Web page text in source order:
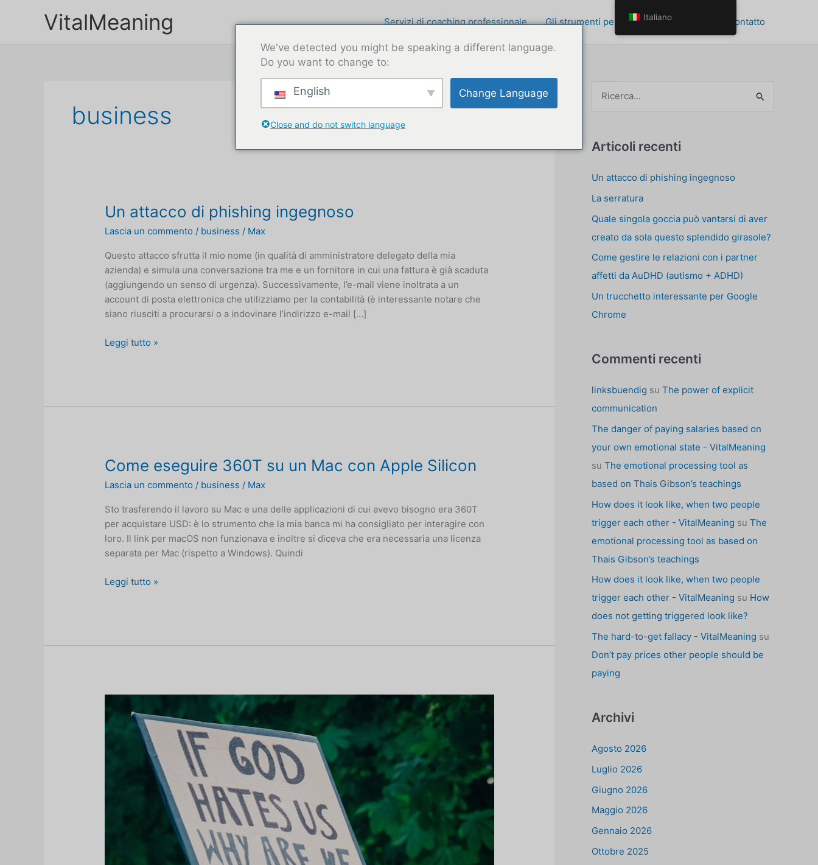
VitalMeaning Servizi di coaching professionale Gli strumenti per la crescita personale Contatto
business
Un attacco di phishing ingegnoso
Lascia un commento / business / Max
Questo attacco sfrutta il mio nome (in qualità di amministratore delegato della mia
azienda) e simula una conversazione tra me e un fornitore in cui una fattura è già scaduta
(aggiungendo un senso di urgenza). Successivamente, l’e-mail viene inoltrata a un
account di posta elettronica che utilizziamo per la contabilità (è interessante notare che
siano riusciti a procurarsi o a indovinare l’indirizzo e-mail […]
Un
Leggi tutto »
Come eseguire 360T su un Mac con Apple Silicon
Lascia un commento / business / Max
Sto trasferendo il lavoro su Mac e una delle applicazioni di cui avevo bisogno era 360T
per acquistare USD: è lo strumento che la mia banca mi ha consigliato per interagire con
loro. Il link per macOS non funzionava e inoltre si diceva che era necessaria una licenza
separata per Mac (rispetto a Windows). Quindi
Come
Silicon
Leggi tutto »
c
p
e
r
:
Articoli recenti
Un attacco di phishing ingegnoso
La serratura
Quale singola goccia può vantarsi di aver
creato da sola questo splendido girasole?
Come gestire le relazioni con i partner
affetti da AuDHD (autismo + ADHD)
Un trucchetto interessante per Google
Chrome
Commenti recenti
linksbuendig su The power of explicit
communication
The danger of paying salaries based on
your own emotional state - VitalMeaning
su The emotional processing tool as
based on Thais Gibson’s teachings
How does it look like, when two people
trigger each other - VitalMeaning su The
emotional processing tool as based on
Thais Gibson’s teachings
How does it look like, when two people
trigger each other - VitalMeaning su How
does not getting triggered look like?
The hard-to-get fallacy - VitalMeaning su
Don’t pay prices other people should be
paying
Archivi
Agosto 2026
Luglio 2026
Giugno 2026
Maggio 2026
Gennaio 2026
Ottobre 2025
Italiano
We've detected you might be speaking a different language.
Do you want to change to:
English Change Language
Close and do not switch language